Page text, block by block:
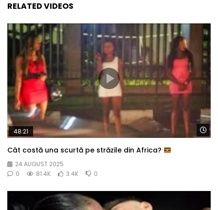
RELATED VIDEOS
48:21
Cât costă una scurtă pe străzile din Africa?
24 AUGUST 2025
0
81.4K 3.4K 0